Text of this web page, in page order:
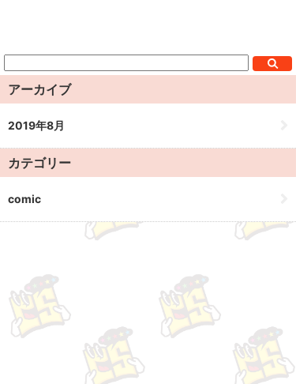
アーカイブ
2019年8月
カテゴリー
comic